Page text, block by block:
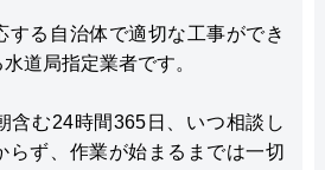
する自治体で適切な工事ができ
道局指定業者です。
含む24時間365日、いつ相談し
らず、作業が始まるまでは一切